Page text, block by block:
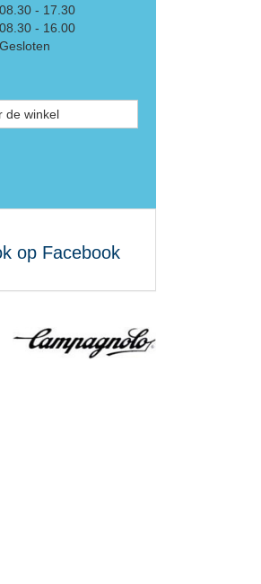
08.30 - 17.30
08.30 - 16.00
Gesloten
de winkel
op Facebook